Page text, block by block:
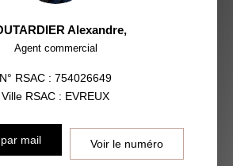
Alexandre,
Agent commercial
N° RSAC : 754026649
Ville RSAC : EVREUX
mail Voir le numéro